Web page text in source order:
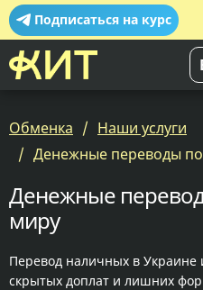
Подписаться на курс
Обменка
Наши услуги
Денежные переводы
Денежные
миру
Перевод наличных в Украине
скрытых доплат и лишних